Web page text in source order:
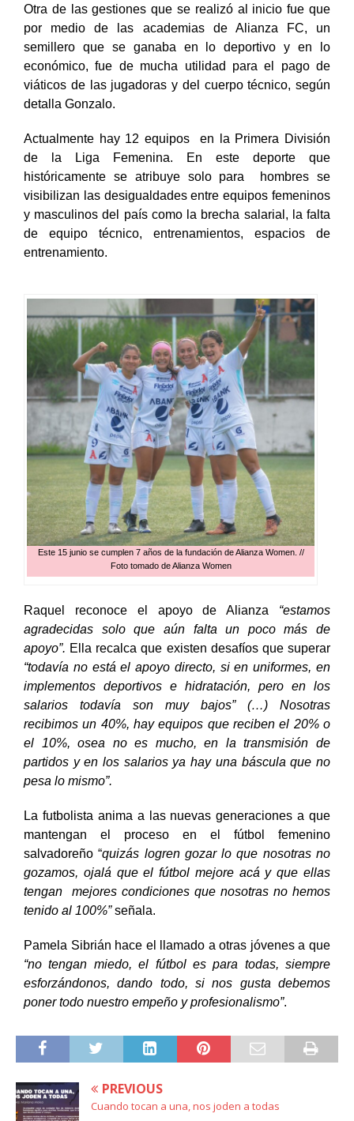
Otra de las gestiones que se realizó al inicio fue que
por medio de las academias de Alianza FC, un
semillero que se ganaba en lo deportivo y en lo
económico, fue de mucha utilidad para el pago de
viáticos de las jugadoras y del cuerpo técnico, según
detalla Gonzalo.
Actualmente hay 12 equipos en la Primera División
de la Liga Femenina. En este deporte que
históricamente se atribuye solo para hombres se
visibilizan las desigualdades entre equipos femeninos
y masculinos del país como la brecha salarial , la falta
de equipo técnico, entrenamientos, espacios de
entrenamiento.
Este 15 junio se cumplen 7 años de la fundación de Alianza Women. //
Foto tomado de Alianza Women
Raquel reconoce el apoyo de Alianza “estamos
agradecidas solo que aún falta un poco más de
apoyo”. Ella recalca que existen desafíos que superar
“todavía no está el apoyo directo, si en uniformes, en
implementos deportivos e hidratación, pero en los
salarios todavía son muy bajos” (…) Nosotras
recibimos un 40%, hay equipos que reciben el 20% o
el 10%, osea no es mucho, en la transmisión de
partidos y en los salarios ya hay una báscula que no
pesa lo mismo”.
La futbolista anima a las nuevas generaciones a que
mantengan el proceso en el fútbol femenino
salvadoreño “quizás logren gozar lo que nosotras no
gozamos, ojalá que el fútbol mejore acá y que ellas
tengan mejores condiciones que nosotras no hemos
tenido al 100%”señala.
Pamela Sibrián hace el llamado a otras jóvenes a que
“no tengan miedo, el fútbol es para todas, siempre
esforzándonos, dando todo, si nos gusta debemos
poner todo nuestro empeño y profesionalismo”.
PREVIOUS
Cuando tocan a una, nos joden a todas